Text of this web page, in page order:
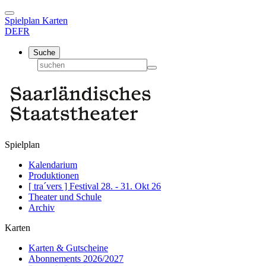
Spielplan Karten
DEFR
Suche
Spielplan
Kalendarium
Produktionen
[ tra´vers ] Festival 28. - 31. Okt 26
Theater und Schule
Archiv
Karten
Karten & Gutscheine
Abonnements 2026/2027